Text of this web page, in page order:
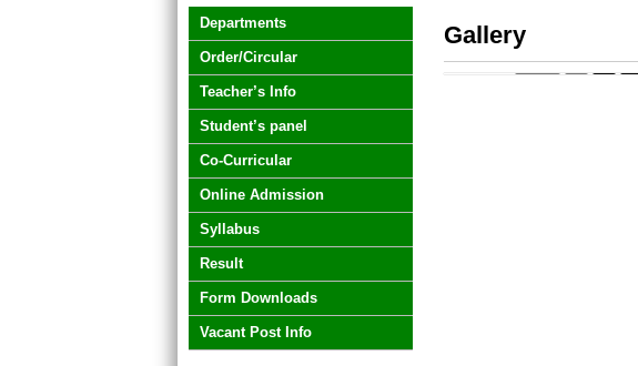
Departments
Order/Circular
Teacher’s Info
Student’s panel
Co-Curricular
Online Admission
Syllabus
Result
Form Downloads
Vacant Post Info
Gallery
Prev 1 2 3